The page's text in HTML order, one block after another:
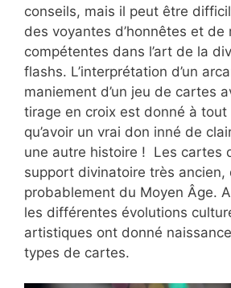
conseils, mais il peut être
des voyantes d’honnêtes et de
compétentes dans l’art de la
flashs. L’interprétation d’un
maniement d’un jeu de cartes
tirage en croix est donné à tout
qu’avoir un vrai don inné de
une autre histoire ! Les cartes
support divinatoire très ancien,
probablement du Moyen Âge.
les différentes évolutions
artistiques ont donné
types de cartes.